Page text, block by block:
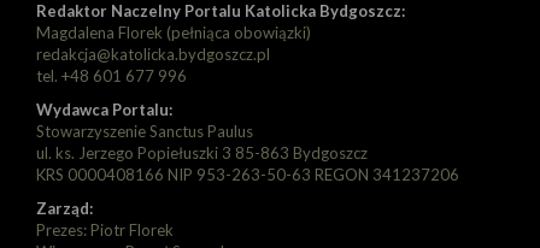
Redaktor Naczelny Portalu Katolicka Bydgoszcz:
Magdalena Florek (pełniąca obowiązki)
redakcja@katolicka.bydgoszcz.pl
tel. +48 601 677 996
Wydawca Portalu:
Stowarzyszenie Sanctus Paulus
ul. ks. Jerzego Popiełuszki 3 85-863 Bydgoszcz
KRS 0000408166 NIP 953-263-50-63 REGON 341237206
Zarząd:
Prezes: Piotr Florek